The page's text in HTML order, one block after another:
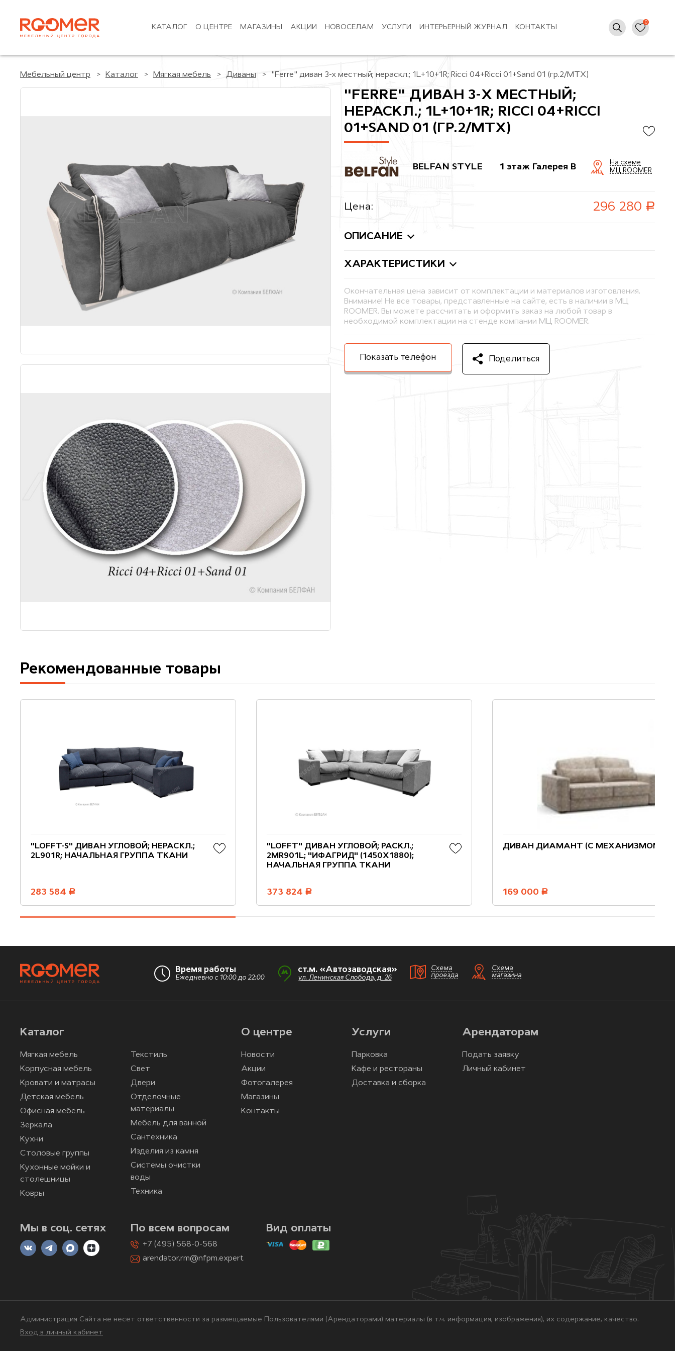
КАТАЛОГ О ЦЕНТРЕ МАГАЗИНЫ АКЦИИ НОВОСЕЛАМ УСЛУГИ ИНТЕРЬЕРНЫЙ ЖУРНАЛ КОНТАКТЫ
Мебельный центр Каталог Мягкая мебель Диваны "Ferre" диван 3-х местный; нераскл.; 1L+10+1R; Ricci 04+Ricci 01+Sand 01 (гр.2/МТХ)
"FERRE" ДИВАН 3-Х МЕСТНЫЙ;
НЕРАСКЛ.; 1L+10+1R; RICCI 04+RICCI
01+SAND 01 (ГР.2/МТХ)
BELFAN STYLE 1 этаж Галерея B
На схеме
МЦ ROOMER
Цена: 296 280 руб.
ОПИСАНИЕ
ХАРАКТЕРИСТИКИ
Окончательная цена зависит от комплектации и материалов изготовления.
Внимание! Не все товары, представленные на сайте, есть в наличии в МЦ
ROOMER. Вы можете рассчитать и оформить заказ на любой товар в
необходимой комплектации на стенде компании МЦ ROOMER.
Показать телефон Поделиться
Рекомендованные товары
"LOFFT-S" ДИВАН УГЛОВОЙ; НЕРАСКЛ.;
2L901R; НАЧАЛЬНАЯ ГРУППА ТКАНИ
283 584 руб.
"LOFFT" ДИВАН УГЛОВОЙ; РАСКЛ.;
2MR901L; "ИФАГРИД" (1450Х1880);
НАЧАЛЬНАЯ ГРУППА ТКАНИ
373 824 руб.
ДИВАН ДИАМАНТ (С МЕХАНИЗМОМ)
169 000 руб.
Время работы
Ежедневно с 10:00 до 22:00
ст.м. «Автозаводская»
ул. Ленинская Слобода, д. 26
Схема
проезда
Схема
магазина
Каталог
Мягкая мебель
Корпусная мебель
Кровати и матрасы
Детская мебель
Офисная мебель
Зеркала
Кухни
Столовые группы
Кухонные мойки и
столешницы
Ковры
Текстиль
Свет
Двери
Отделочные
материалы
Мебель для ванной
Сантехника
Изделия из камня
Системы очистки
воды
Техника
О центре
Новости
Акции
Фотогалерея
Магазины
Контакты
Услуги
Парковка
Кафе и рестораны
Доставка и сборка
Арендаторам
Подать заявку
Личный кабинет
Мы в соц. сетях По всем вопросам
+7 (495) 568-0-568
arendator.rm@nfpm.expert
Вид оплаты
Администрация Сайта не несет ответственности за размещаемые Пользователями (Арендаторами) материалы (в т.ч. информация, изображения), их содержание, качество.
Вход в личный кабинет